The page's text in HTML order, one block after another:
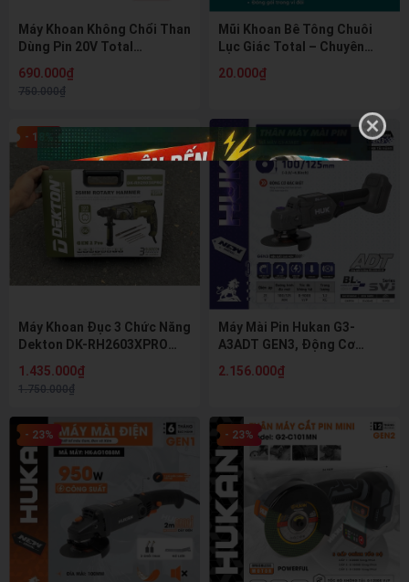
Máy Khoan Không Chổi Than
Dùng Pin 20V Total
55Nm, Đầu Kẹp Kim Loại
13mm
690.000₫
750.000₫
Mũi Khoan Bê Tông Chuôi
Lục Giác Total – Chuyên
5mm, 6mm, 8mm, 10mm)
20.000₫
- 18%
Máy Khoan Đục 3 Chức Năng
Dekton DK-RH2603XPRO
Olive Mới
1.435.000₫
1.750.000₫
Máy Mài Pin Hukan G3-
A3ADT GEN3, Động Cơ
Nghệ ADT, Chân Pin Phổ
2.156.000₫
- 23% - 23%